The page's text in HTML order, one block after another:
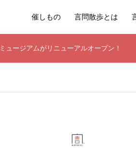
催しもの 言問散歩とは
ュージアムがリニューアルオープン！